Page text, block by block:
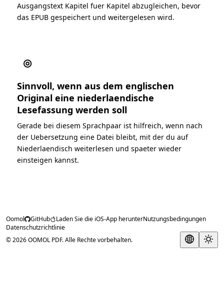
Ausgangstext Kapitel fuer Kapitel abzugleichen, bevor
das EPUB gespeichert und weitergelesen wird.
◎
Sinnvoll, wenn aus dem englischen
Original eine niederlaendische
Lesefassung werden soll
Gerade bei diesem Sprachpaar ist hilfreich, wenn nach
der Uebersetzung eine Datei bleibt, mit der du auf
Niederlaendisch weiterlesen und spaeter wieder
einsteigen kannst.
Oomol GitHub Laden Sie die iOS-App herunterNutzungsbedingungen
Datenschutzrichtlinie
© 2026 OOMOL PDF. Alle Rechte vorbehalten.